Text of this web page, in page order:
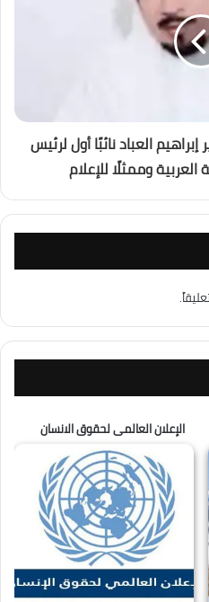
العباد نائبًا أول لرئيس
العربية وممثلًا للإعلام
الإعلان العالمى لحقوق الانسان